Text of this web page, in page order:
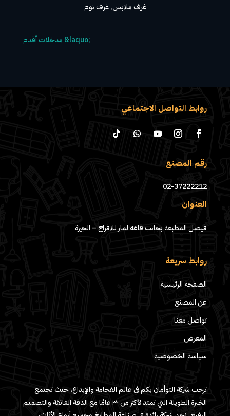
غرف ملابس,غرف نوم
روابط التواصل الاجتماعي
رقم المصنع
02-37222212
العنوان
فيصل المطبعة بجانب قاعه لمار للافراح – الجيزة
روابط سريعة
الصفحة الرئيسية
عن المصنع
تواصل معنا
المعرض
سياسة الخصوصية
ترحب شركة التوأمان بكم في عالم الفخامة والإبداع، حيث تجتمع
الخبرة الطويلة التي تمتد لأكثر من ٣٠ عامًا مع الدقة الفائقة والتصميم